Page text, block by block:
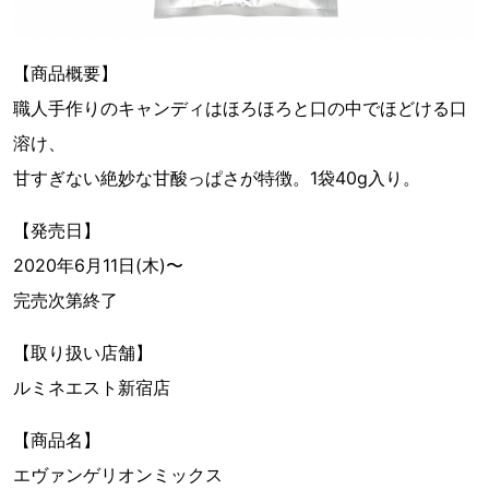
【商品概要】
職人手作りのキャンディはほろほろと口の中でほどける口
溶け、
甘すぎない絶妙な甘酸っぱさが特徴。1袋40g入り。
【発売日】
2020年6月11日(木)〜
完売次第終了
【取り扱い店舗】
ルミネエスト新宿店
【商品名】
エヴァンゲリオンミックス